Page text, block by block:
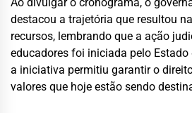
destacou a trajetória que resultou
recursos, lembrando que a ação
educadores foi iniciada pelo Estado
a iniciativa permitiu garantir o
valores que hoje estão sendo